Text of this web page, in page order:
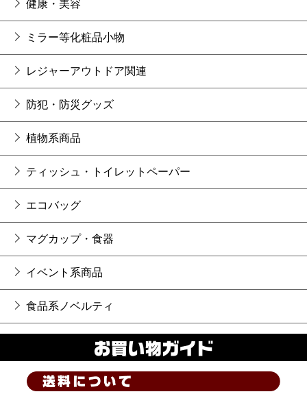
健康・美容
ミラー等化粧品小物
レジャーアウトドア関連
防犯・防災グッズ
植物系商品
ティッシュ・トイレットペーパー
エコバッグ
マグカップ・食器
イベント系商品
食品系ノベルティ